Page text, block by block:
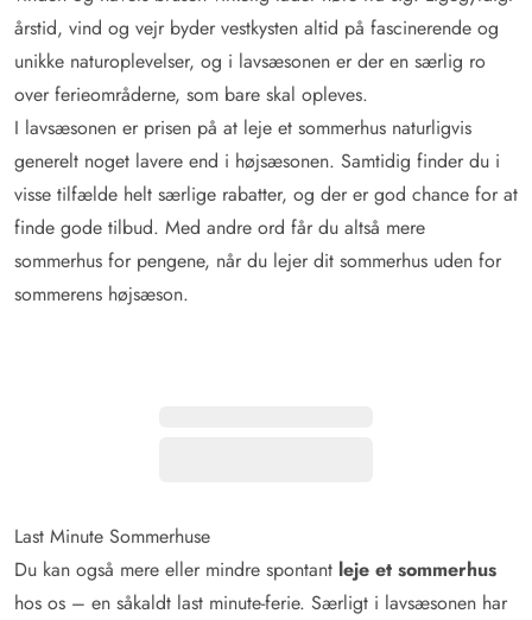
årstid, vind og vejr byder vestkysten altid på fascinerende og
unikke naturoplevelser, og i lavsæsonen er der en særlig ro
over ferieområderne, som bare skal opleves.
I lavsæsonen er prisen på at leje et sommerhus naturligvis
generelt noget lavere end i højsæsonen. Samtidig finder du i
visse tilfælde helt særlige rabatter, og der er god chance for at
finde gode tilbud. Med andre ord får du altså mere
sommerhus for pengene, når du lejer dit sommerhus uden for
sommerens højsæson.
Last Minute Sommerhuse
Du kan også mere eller mindre spontant leje et sommerhus
hos os – en såkaldt last minute-ferie. Særligt i lavsæsonen har